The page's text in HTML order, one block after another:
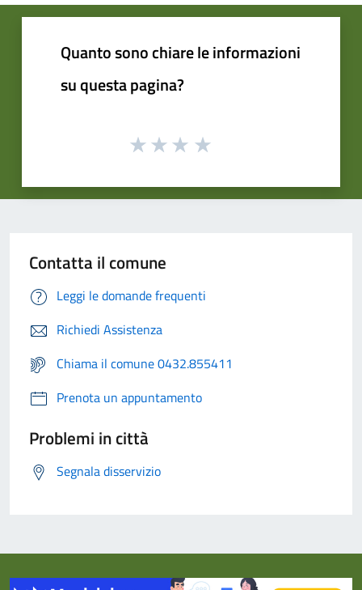
Quanto sono chiare le informazioni
su questa pagina?
Contatta il comune
Leggi le domande frequenti
Richiedi Assistenza
Chiama il comune 0432.855411
Prenota un appuntamento
Problemi in città
Segnala disservizio